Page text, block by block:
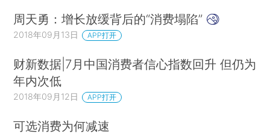
周天勇：增长放缓背后的“消费塌陷”
2018年09月13日 APP打开
财新数据|7月中国消费者信心指数回升 但仍为
年内次低
2018年09月12日 APP打开
可选消费为何减速